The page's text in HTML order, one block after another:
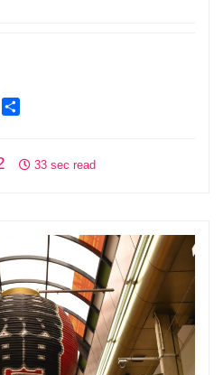
Pinterest
33 sec read